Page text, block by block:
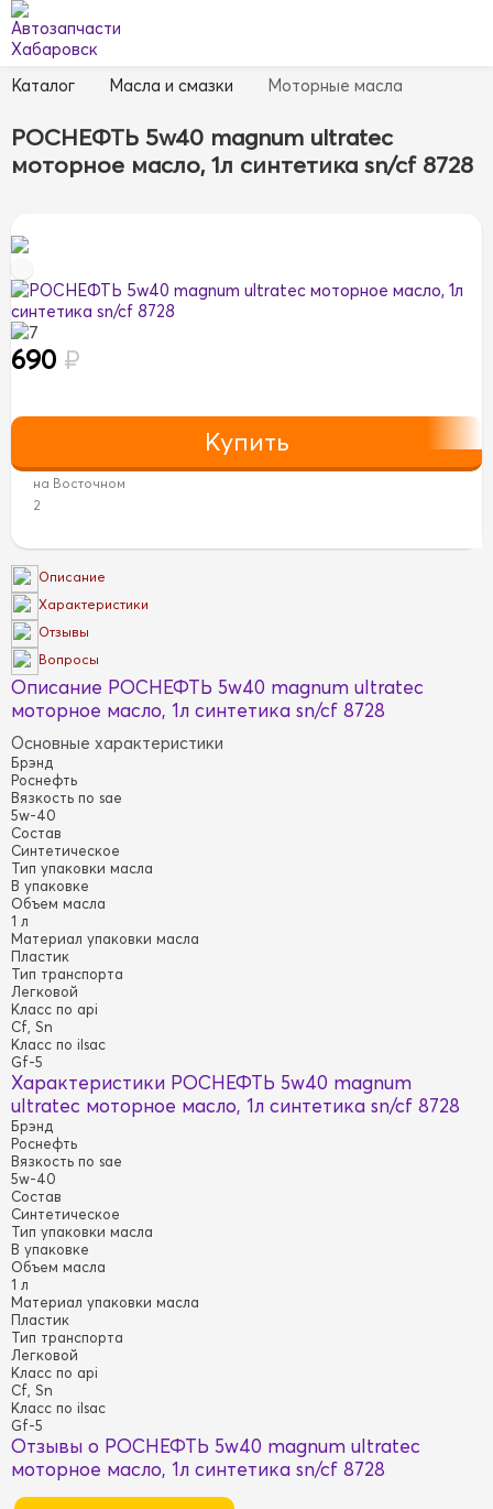
Каталог Масла и смазки Моторные масла
РОСНЕФТЬ 5w40 magnum ultratec
моторное масло, 1л синтетика sn/cf 8728
7
690 ₽
на Восточном
2
Описание
Характеристики
Отзывы
Вопросы
Описание РОСНЕФТЬ 5w40 magnum ultratec
моторное масло, 1л синтетика sn/cf 8728
Основные характеристики
Брэнд
Роснефть
Вязкость по sae
5w-40
Состав
Синтетическое
Тип упаковки масла
В упаковке
Объем масла
1 л
Материал упаковки масла
Пластик
Тип транспорта
Легковой
Класс по api
Cf, Sn
Класс по ilsac
Gf-5
Характеристики РОСНЕФТЬ 5w40 magnum
ultratec моторное масло, 1л синтетика sn/cf 8728
Брэнд
Роснефть
Вязкость по sae
5w-40
Состав
Синтетическое
Тип упаковки масла
В упаковке
Объем масла
1 л
Материал упаковки масла
Пластик
Тип транспорта
Легковой
Класс по api
Cf, Sn
Класс по ilsac
Gf-5
Отзывы о РОСНЕФТЬ 5w40 magnum ultratec
моторное масло, 1л синтетика sn/cf 8728